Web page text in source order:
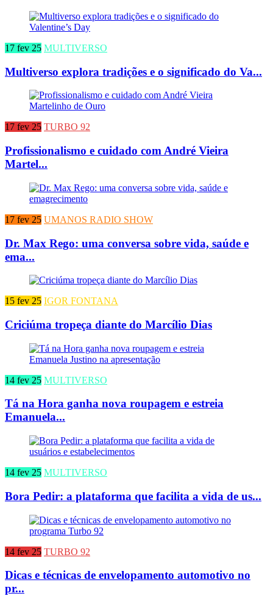
17 fev 25 MULTIVERSO
Multiverso explora tradições e o significado do Va...
17 fev 25 TURBO 92
Profissionalismo e cuidado com André Vieira
Martel...
17 fev 25 UMANOS RADIO SHOW
Dr. Max Rego: uma conversa sobre vida, saúde e
ema...
15 fev 25 IGOR FONTANA
Criciúma tropeça diante do Marcílio Dias
14 fev 25 MULTIVERSO
Tá na Hora ganha nova roupagem e estreia
Emanuela...
14 fev 25 MULTIVERSO
Bora Pedir: a plataforma que facilita a vida de us...
14 fev 25 TURBO 92
Dicas e técnicas de envelopamento automotivo no
pr...